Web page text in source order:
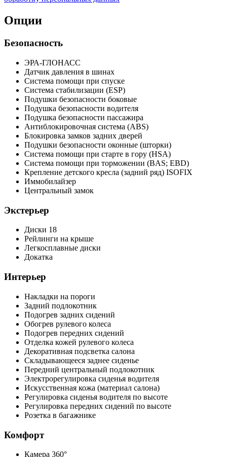
Опции
Безопасность
ЭРА-ГЛОНАСС
Датчик давления в шинах
Система помощи при спуске
Система стабилизации (ESP)
Подушки безопасности боковые
Подушка безопасности водителя
Подушка безопасности пассажира
Антиблокировочная система (ABS)
Блокировка замков задних дверей
Подушки безопасности оконные (шторки)
Система помощи при старте в гору (HSA)
Система помощи при торможении (BAS; EBD)
Крепление детского кресла (задний ряд) ISOFIX
Иммобилайзер
Центральный замок
Экстерьер
Диски 18
Рейлинги на крыше
Легкосплавные диски
Докатка
Интерьер
Накладки на пороги
Задний подлокотник
Подогрев задних сидений
Обогрев рулевого колеса
Подогрев передних сидений
Отделка кожей рулевого колеса
Декоративная подсветка салона
Складывающееся заднее сиденье
Передний центральный подлокотник
Электрорегулировка сиденья водителя
Искусственная кожа (материал салона)
Регулировка сиденья водителя по высоте
Регулировка передних сидений по высоте
Розетка в багажнике
Комфорт
Камера 360°